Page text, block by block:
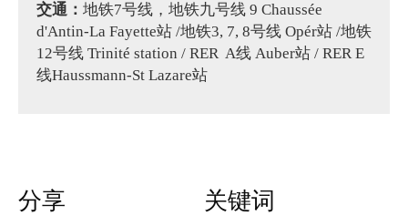
交通： 地铁7号线，地铁九号线 9 Chaussée
d'Antin-La Fayette站 /地铁3, 7, 8号线 Opér站 /地铁
12号线 Trinité station / RER A线 Auber站 / RER E
线Haussmann-St Lazare站
分享 关键词